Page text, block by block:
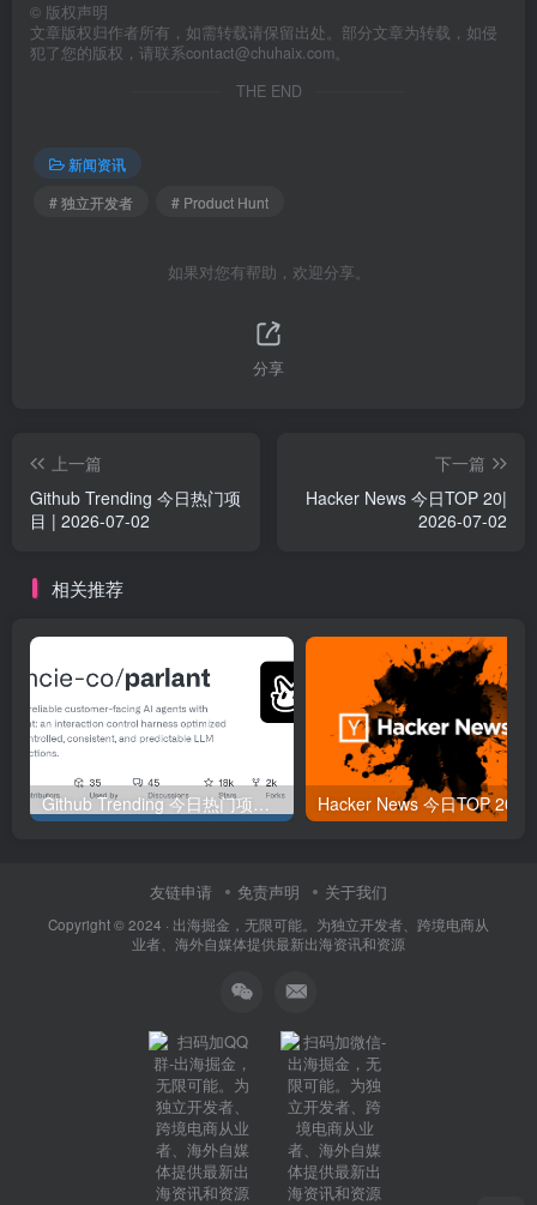
© 版权声明
文章版权归作者所有，如需转载请保留出处。部分文章为转载，如侵
犯了您的版权，请联系contact@chuhaix.com。
THE END
新闻资讯
# 独立开发者
# Product Hunt
如果对您有帮助，欢迎分享。
分享
上一篇
Github Trending 今日热门项
目 | 2026-07-02
下一篇
Hacker News 今日TOP 20|
2026-07-02
相关推荐
Github Trending 今日热门项目 | 2025-09-06
友链申请 免责声明 关于我们
Copyright © 2024 · 出海掘金，无限可能。为独立开发者、跨境电商从
业者、海外自媒体提供最新出海资讯和资源